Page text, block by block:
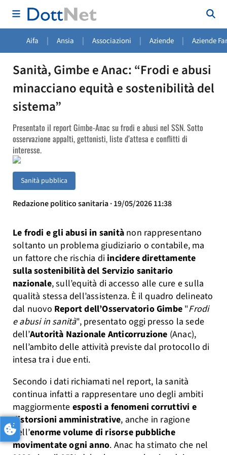
Aifa | Ansia | Associazioni | Aziende | Aziende
Sanità, Gimbe e Anac: “Frodi e abusi
minacciano equità e sostenibilità del
sistema”
Presentato il report Gimbe-Anac su frodi e abusi nel SSN. Sotto
osservazione appalti, gettonisti, liste d’attesa e conflitti di
interesse.
Sanità pubblica
Redazione politico sanitaria · 19/05/2026 11:38
Le frodi e gli abusi in sanità non rappresentano
soltanto un problema giudiziario o contabile, ma
un fattore che rischia di incidere direttamente
sulla sostenibilità del Servizio sanitario
nazionale, sull’equità di accesso alle cure e sulla
qualità stessa dell’assistenza. È il quadro delineato
dal nuovo Report dell’Osservatorio Gimbe "Frodi
e abusi in sanità", presentato oggi presso la sede
dell’Autorità Nazionale Anticorruzione (Anac),
nell’ambito delle attività previste dal protocollo di
intesa tra i due enti.
Secondo i dati richiamati nel report, la sanità
continua infatti a rappresentare uno degli ambiti
maggiormente esposti a fenomeni corruttivi e
distorsioni amministrative, anche in ragione
dell’enorme volume di risorse pubbliche
movimentate ogni anno. Anac ha stimato che nel